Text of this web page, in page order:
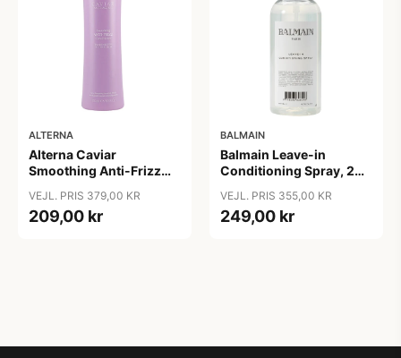
ALTERNA
Alterna Caviar
Smoothing Anti-Frizz
VEJL. PRIS 379,00 KR
209,00 kr
BALMAIN
Balmain Leave-in
Conditioning Spray, 200
VEJL. PRIS 355,00 KR
249,00 kr